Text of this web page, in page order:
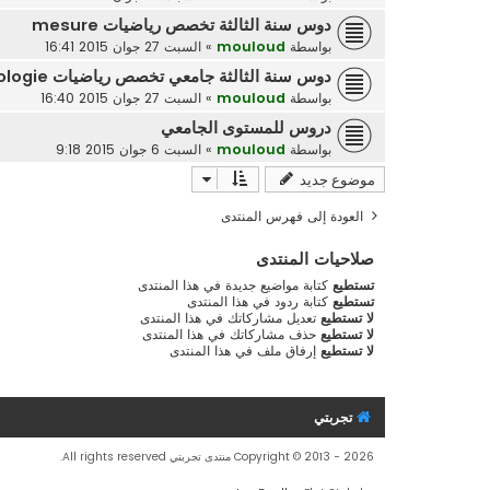
دوس سنة الثالثة تخصص رياضيات mesure
بواسطة mouloud
» السبت 27 جوان 2015 16:41
دوس سنة الثالثة جامعي تخصص رياضيات Topologie
بواسطة mouloud
» السبت 27 جوان 2015 16:40
دروس للمستوى الجامعي
بواسطة mouloud
» السبت 6 جوان 2015 9:18
موضوع جديد
العودة إلى فهرس المنتدى
صلاحيات المنتدى
تستطيع كتابة مواضيع جديدة في هذا المنتدى
تستطيع كتابة ردود في هذا المنتدى
لا تستطيع تعديل مشاركاتك في هذا المنتدى
لا تستطيع حذف مشاركاتك في هذا المنتدى
لا تستطيع إرفاق ملف في هذا المنتدى
تجربتي
Copyright © 2013 - 2026 منتدى تجربتي All rights reserved.